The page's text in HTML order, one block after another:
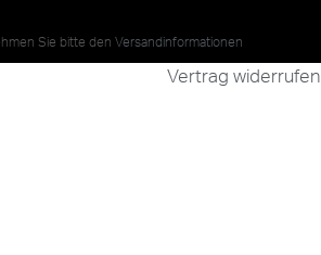
Sie bitte den Versandinformationen
Vertrag widerrufen